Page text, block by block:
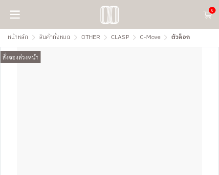
0
หน้าหลัก สินค้าทั้งหมด OTHER CLASP C-Move ตัวล็อก
สั่งจองล่วงหน้า